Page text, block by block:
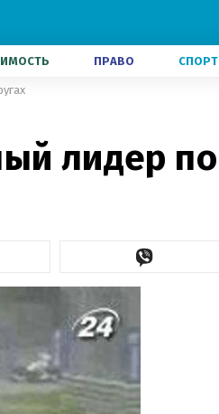
ПРАВО СПОРТ
лидер по